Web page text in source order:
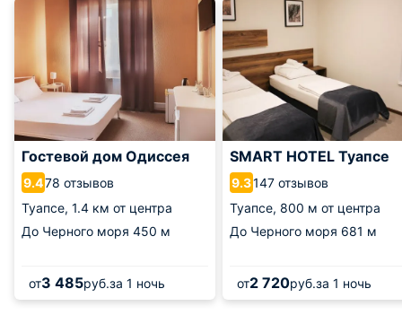
Гостевой дом Одиссея
9.478 отзывов
Туапсе, 1.4 км от центра
До Черного моря 450 м
от3 485руб.за 1 ночь
SMART HOTEL Туапсе
9.3147 отзывов
Туапсе, 800 м от центра
До Черного моря 681 м
от2 720руб.за 1 ночь